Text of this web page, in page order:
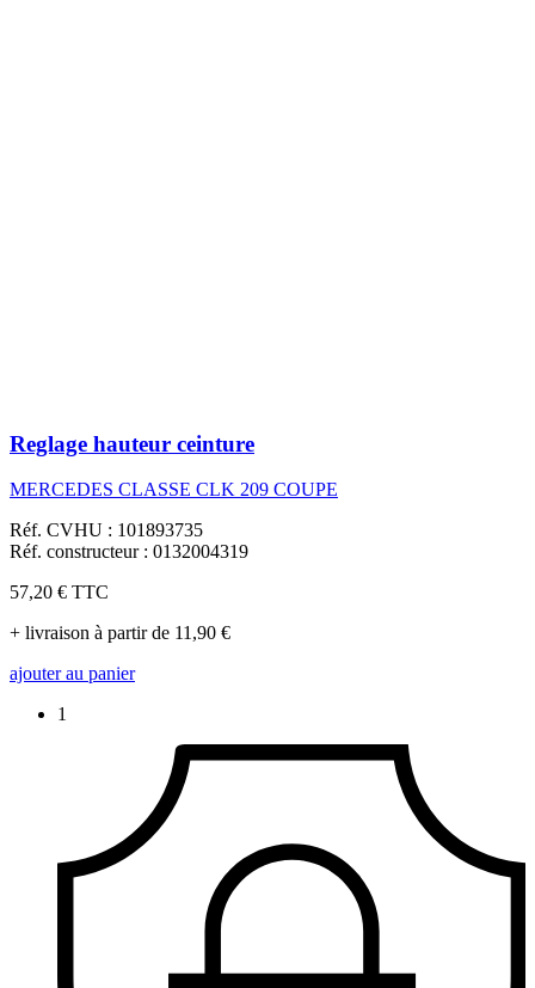
Reglage hauteur ceinture
MERCEDES CLASSE CLK 209 COUPE
Réf. CVHU : 101893735
Réf. constructeur : 0132004319
57,20 € TTC
+ livraison à partir de 11,90 €
ajouter au panier
1